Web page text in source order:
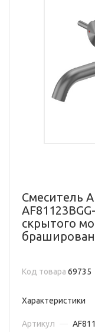
Смеситель
скрытого
Код товара 69735
Характеристики
Артикул